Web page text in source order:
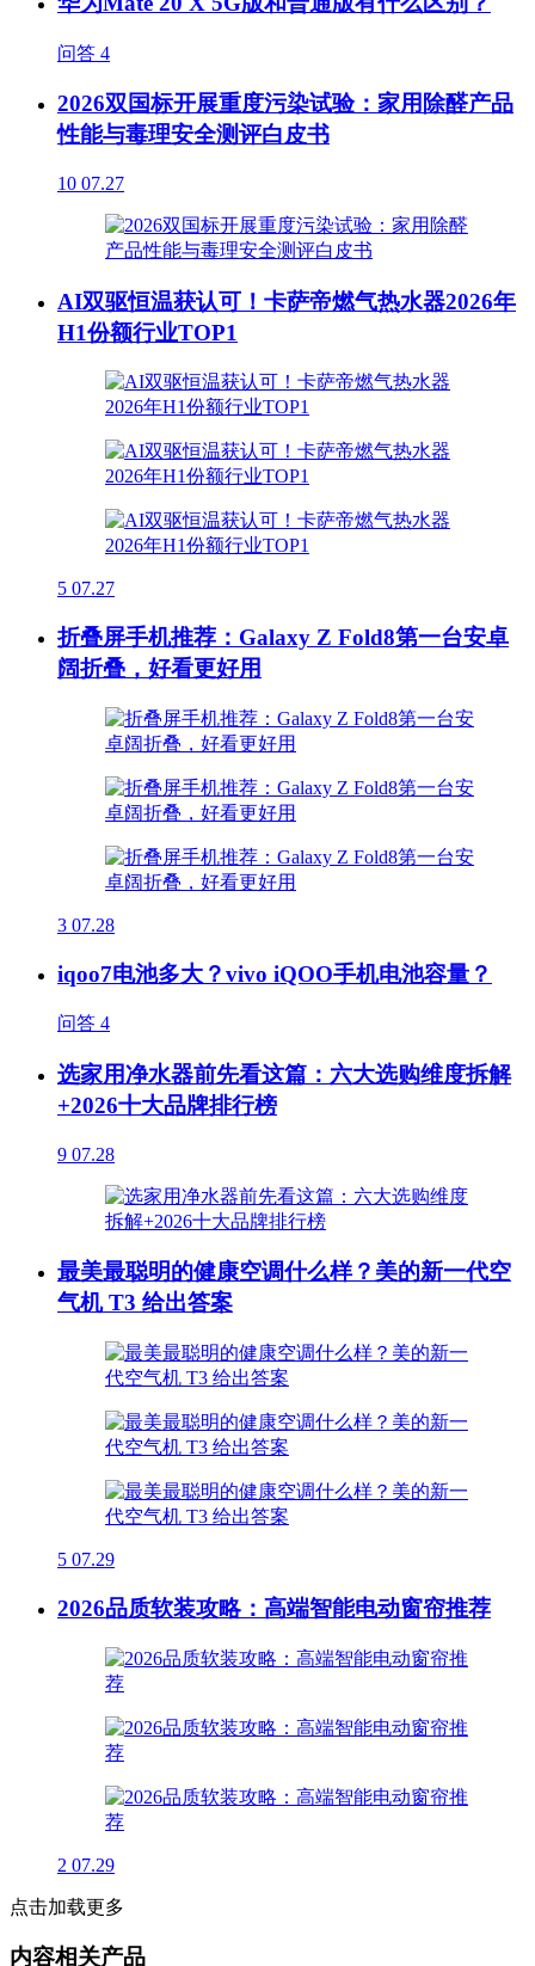
问答 4
2026双国标开展重度污染试验：家用除醛产品
性能与毒理安全测评白皮书
10 07.27
AI双驱恒温获认可！卡萨帝燃气热水器2026年
H1份额行业TOP1
5 07.27
折叠屏手机推荐：Galaxy Z Fold8第一台安卓
阔折叠，好看更好用
3 07.28
iqoo7电池多大？vivo iQOO手机电池容量？
问答 4
选家用净水器前先看这篇：六大选购维度拆解
+2026十大品牌排行榜
9 07.28
最美最聪明的健康空调什么样？美的新一代空
气机 T3 给出答案
5 07.29
2026品质软装攻略：高端智能电动窗帘推荐
2 07.29
点击加载更多
内容相关产品